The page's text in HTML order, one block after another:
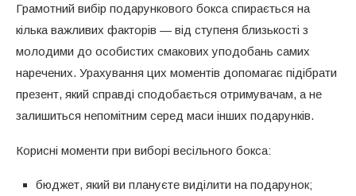
Грамотний вибір подарункового бокса спирається на
кілька важливих факторів — від ступеня близькості з
молодими до особистих смакових уподобань самих
наречених. Урахування цих моментів допомагає підібрати
презент, який справді сподобається отримувачам, а не
залишиться непомітним серед маси інших подарунків.
Корисні моменти при виборі весільного бокса:
бюджет, який ви плануєте виділити на подарунок;